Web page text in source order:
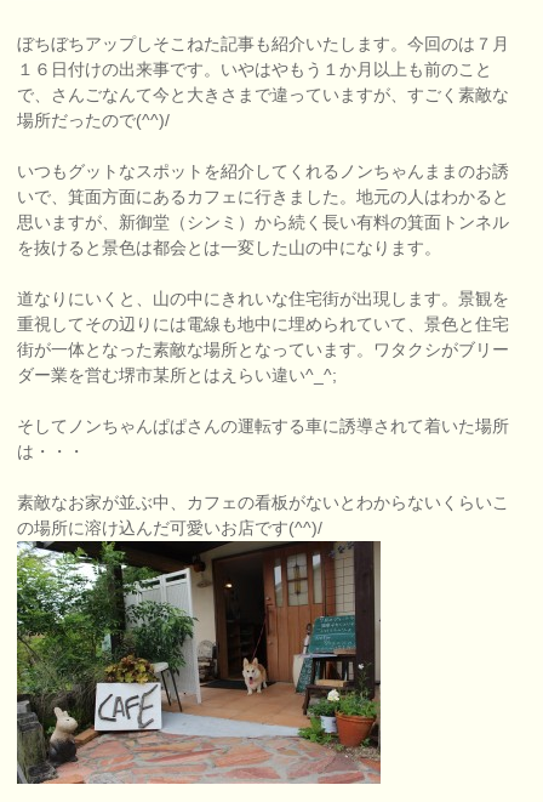
ぼちぼちアップしそこねた記事も紹介いたします。今回のは７月
１６日付けの出来事です。いやはやもう１か月以上も前のこと
で、さんごなんて今と大きさまで違っていますが、すごく素敵な
場所だったので(^^)/
いつもグットなスポットを紹介してくれるノンちゃんままのお誘
いで、箕面方面にあるカフェに行きました。地元の人はわかると
思いますが、新御堂（シンミ）から続く長い有料の箕面トンネル
を抜けると景色は都会とは一変した山の中になります。
道なりにいくと、山の中にきれいな住宅街が出現します。景観を
重視してその辺りには電線も地中に埋められていて、景色と住宅
街が一体となった素敵な場所となっています。ワタクシがブリー
ダー業を営む堺市某所とはえらい違い^_^;
そしてノンちゃんぱぱさんの運転する車に誘導されて着いた場所
は・・・
素敵なお家が並ぶ中、カフェの看板がないとわからないくらいこ
の場所に溶け込んだ可愛いお店です(^^)/